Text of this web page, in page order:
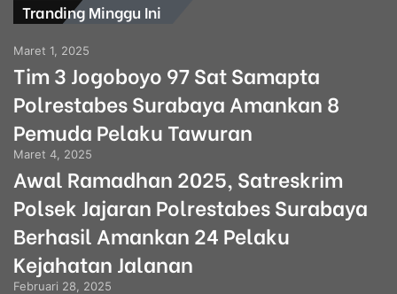
Tranding Minggu Ini
Maret 1, 2025
Tim 3 Jogoboyo 97 Sat Samapta
Polrestabes Surabaya Amankan 8
Pemuda Pelaku Tawuran
Maret 4, 2025
Awal Ramadhan 2025, Satreskrim
Polsek Jajaran Polrestabes Surabaya
Berhasil Amankan 24 Pelaku
Kejahatan Jalanan
Februari 28, 2025